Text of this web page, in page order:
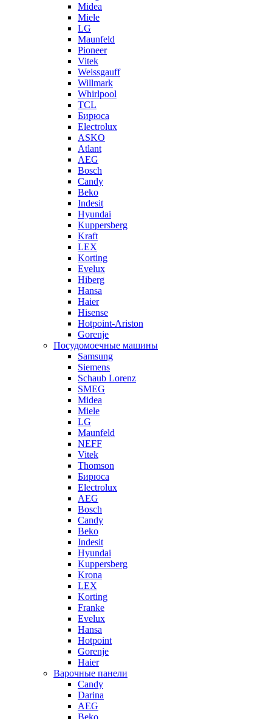
Midea
Miele
LG
Maunfeld
Pioneer
Vitek
Weissgauff
Willmark
Whirlpool
TCL
Бирюса
Electrolux
ASKO
Atlant
AEG
Bosch
Candy
Beko
Indesit
Hyundai
Kuppersberg
Kraft
LEX
Korting
Evelux
Hiberg
Hansa
Haier
Hisense
Hotpoint-Ariston
Gorenje
Посудомоечные машины
Samsung
Siemens
Schaub Lorenz
SMEG
Midea
Miele
LG
Maunfeld
NEFF
Vitek
Thomson
Бирюса
Electrolux
AEG
Bosch
Candy
Beko
Indesit
Hyundai
Kuppersberg
Krona
LEX
Korting
Franke
Evelux
Hansa
Hotpoint
Gorenje
Haier
Варочные панели
Candy
Darina
AEG